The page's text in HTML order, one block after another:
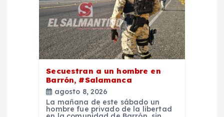
Secuestran a un hombre en
Barrón, #Salamanca
agosto 8, 2026
La mañana de este sábado un
hombre fue privado de la libertad